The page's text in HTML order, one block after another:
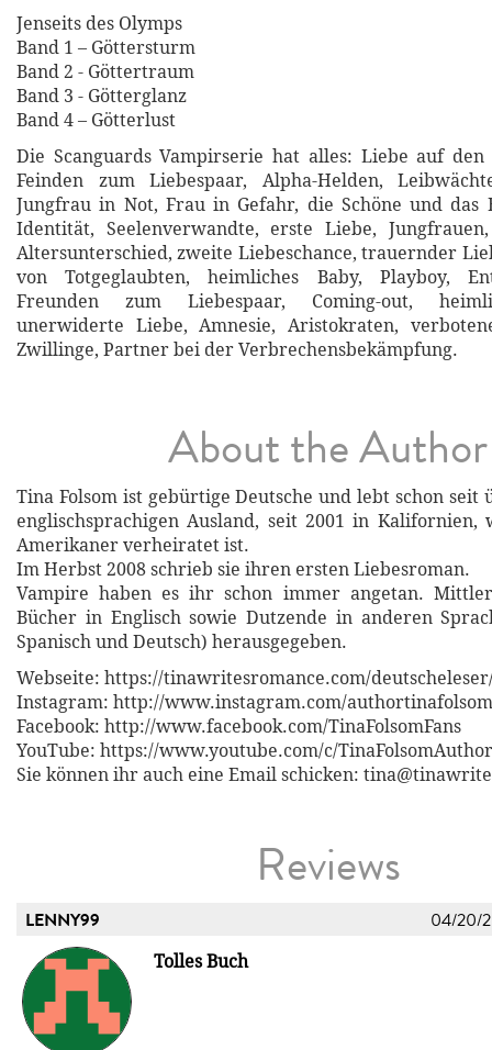
Jenseits des Olymps
Band 1 – Göttersturm
Band 2 - Göttertraum
Band 3 - Götterglanz
Band 4 – Götterlust
Die Scanguards Vampirserie hat alles: Liebe auf
Feinden zum Liebespaar, Alpha-Helden,
Jungfrau in Not, Frau in Gefahr, die Schöne und das
Identität, Seelenverwandte, erste Liebe,
Altersunterschied, zweite Liebeschance, trauernder
von Totgeglaubten, heimliches Baby, Playboy,
Freunden zum Liebespaar, Coming-out,
unerwiderte Liebe, Amnesie, Aristokraten,
Zwillinge, Partner bei der Verbrechensbekämpfung.
About the Author
Tina Folsom ist gebürtige Deutsche und lebt schon seit
englischsprachigen Ausland, seit 2001 in
Amerikaner verheiratet ist.
Im Herbst 2008 schrieb sie ihren ersten Liebesroman.
Vampire haben es ihr schon immer angetan.
Bücher in Englisch sowie Dutzende in anderen
Spanisch und Deutsch) herausgegeben.
Webseite: https://tinawritesromance.com/
Instagram: http://www.instagram.com/authortinafolsom
Facebook: http://www.facebook.com/TinaFolsomFans
YouTube: https://www.youtube.com/c/TinaFolsomAuthor
Sie können ihr auch eine Email schicken:
Reviews
LENNY99 04/20/
Tolles Buch